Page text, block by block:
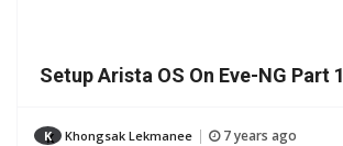
Setup Arista OS On Eve-NG Part 1
K Khongsak Lekmanee 7 years ago